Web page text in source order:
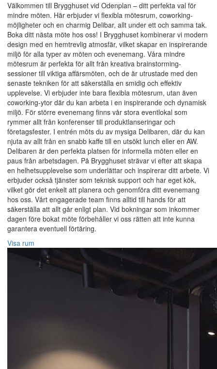
Välkommen till Brygghuset vid Odenplan – ditt perfekta val för
mindre möten. Här erbjuder vi flexibla mötesrum, coworking-
möjligheter och en charmig Delibar, allt under ett och samma tak.
Boka ditt nästa möte hos oss! I Brygghuset kombinerar vi modern
design med en hemtrevlig atmosfär, vilket skapar en inspirerande
miljö för alla typer av möten och evenemang. Våra mindre
mötesrum är perfekta för allt från kreativa brainstorming-
sessioner till viktiga affärsmöten, och de är utrustade med den
senaste tekniken för att säkerställa en smidig och effektiv
upplevelse. Vi erbjuder inte bara flexibla mötesrum, utan även
coworking-ytor där du kan arbeta i en inspirerande och dynamisk
miljö. För större evenemang finns vår stora eventlokal som
rymmer allt från konferenser till produktlanseringar och
företagsfester. I entrén möts du av mysiga Delibaren, där du kan
njuta av allt från en snabb kaffe till en utsökt lunch eller en AW.
Delibaren är den perfekta platsen för informella möten eller en
paus från arbetsdagen. På Brygghuset strävar vi efter att skapa
en helhetsupplevelse som underlättar och inspirerar ditt arbete. Vi
erbjuder också tjänster som teknisk support och har eget kök,
vilket gör det enkelt att planera och genomföra ditt evenemang
hos oss. Vårt engagerade team finns alltid till hands för att
säkerställa att allt går enligt plan. Vid bokningar som inkommer
dagen före bokat möte förbehåller vi oss rätten att inte kunna
garantera eventuell förtäring.
Visa rum